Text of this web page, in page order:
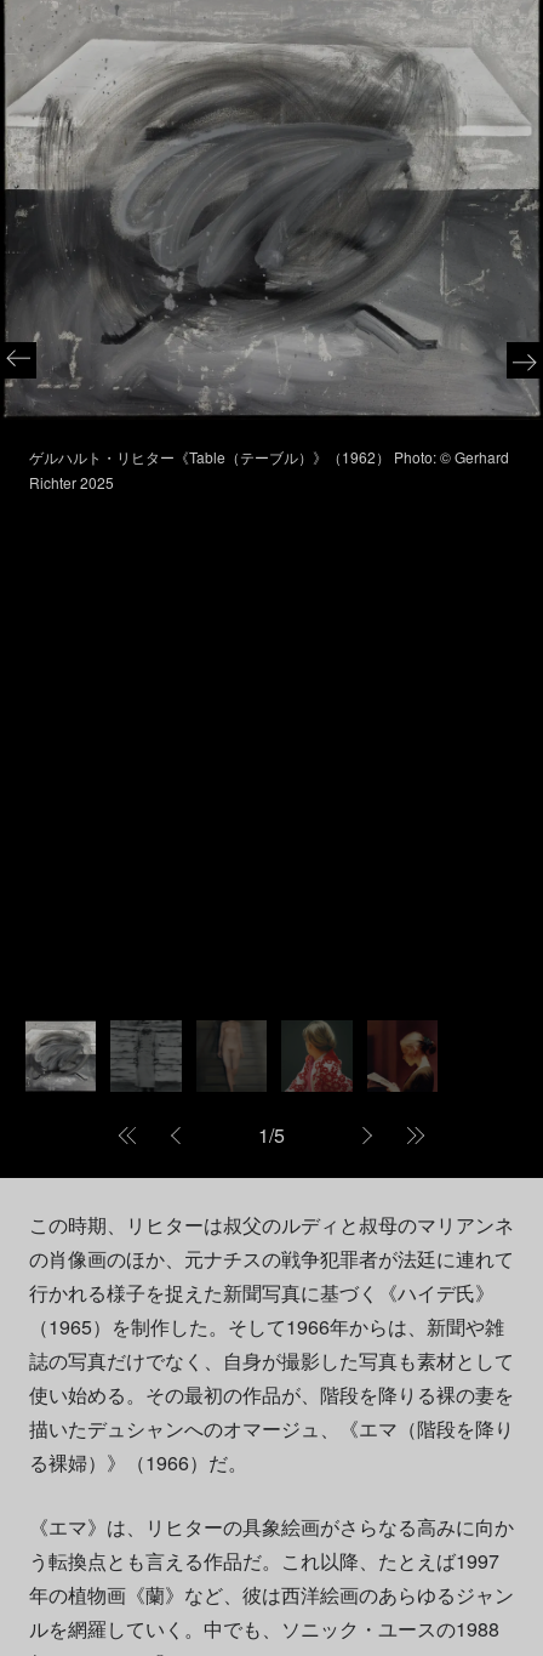
ゲルハルト・リヒター《Table（テーブル）》（1962） Photo: © Gerhard
Richter 2025
1/5
この時期、リヒターは叔父のルディと叔母のマリアンネ
の肖像画のほか、元ナチスの戦争犯罪者が法廷に連れて
行かれる様子を捉えた新聞写真に基づく《ハイデ氏》
（1965）を制作した。そして1966年からは、新聞や雑
誌の写真だけでなく、自身が撮影した写真も素材として
使い始める。その最初の作品が、階段を降りる裸の妻を
描いたデュシャンへのオマージュ、《エマ（階段を降り
る裸婦）》（1966）だ。
《エマ》は、リヒターの具象絵画がさらなる高みに向か
う転換点とも言える作品だ。これ以降、たとえば1997
年の植物画《蘭》など、彼は西洋絵画のあらゆるジャン
ルを網羅していく。中でも、ソニック・ユースの1988